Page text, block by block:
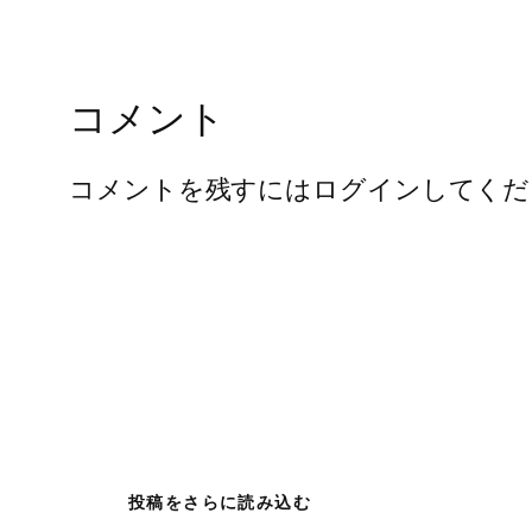
コメント
コメントを残すにはログインしてく
投稿をさらに読み込む